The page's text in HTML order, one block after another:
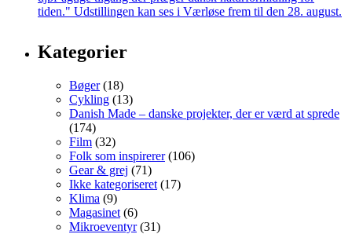
Kategorier
Bøger(18)
Cykling (13)
Danish Made – danske projekter, der er værd at sprede
(174)
Film (32)
Folk som inspirerer(106)
Gear & grej (71)
Ikke kategoriseret (17)
Klima (9)
Magasinet (6)
Mikroeventyr(31)